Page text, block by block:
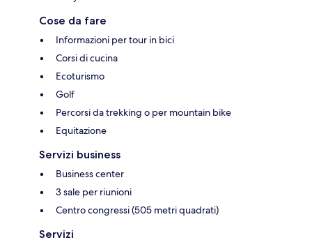
Cose da fare
Informazioni per tour in bici
Corsi di cucina
Ecoturismo
Golf
Percorsi da trekking o per mountain bike
Equitazione
Servizi business
Business center
3 sale per riunioni
Centro congressi (505 metri quadrati)
Servizi